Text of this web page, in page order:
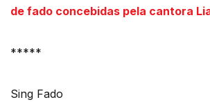
de fado concebidas pela cantora
*****
Sing Fado